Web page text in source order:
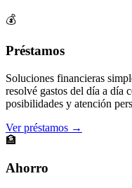
💰
Préstamos
Soluciones financieras
resolvé gastos del día a día
posibilidades y atención
Ver préstamos →
🏦
Ahorro